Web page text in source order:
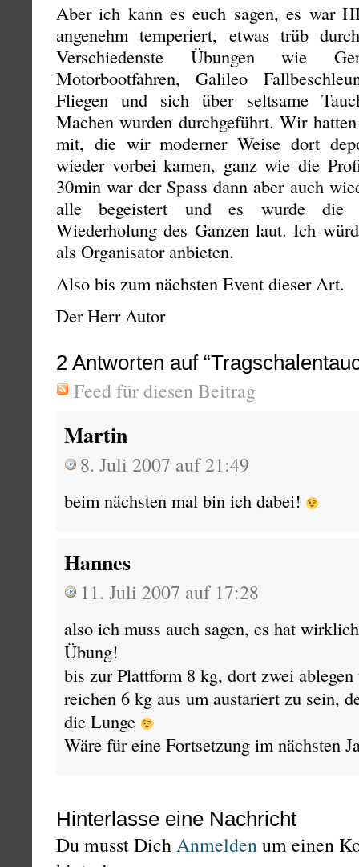
Aber ich kann es euch sagen, es war
angenehm temperiert, etwas trüb
Verschiedenste Übungen wie
Motorbootfahren, Galileo
Fliegen und sich über seltsame
Machen wurden durchgeführt. Wir
mit, die wir moderner Weise dort
wieder vorbei kamen, ganz wie die
30min war der Spass dann aber auch
alle begeistert und es wurde die
Wiederholung des Ganzen laut. Ich
als Organisator anbieten.
Also bis zum nächsten Event dieser Art.
Der Herr Autor
2 Antworten auf
Feed für diesen Beitrag
Martin
8. Juli 2007 auf 21:49
beim nächsten mal bin ich dabei!
Hannes
11. Juli 2007 auf 17:28
also ich muss auch sagen, es hat
Übung!
bis zur Plattform 8 kg, dort zwei
reichen 6 kg aus um austariert zu sein,
die Lunge
Wäre für eine Fortsetzung im nächsten
Hinterlasse eine Nachricht
Du musst DichAnmeldenum einen